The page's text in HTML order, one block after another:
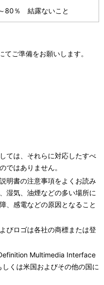
80％ 結露ないこと
ご準備をお願いします。
ては、それらに対応したすべ
ではありません。
明書の注意事項をよくお読み
湿気、油煙などの多い場所に
、感電などの原因となること
びロゴは各社の商標または登
Multimedia Interface
くは米国およびその他の国に